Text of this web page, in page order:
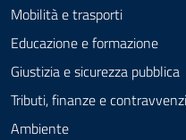
Mobilità e trasporti
Educazione e formazione
Giustizia e sicurezza pubblica
Tributi, finanze e
Ambiente